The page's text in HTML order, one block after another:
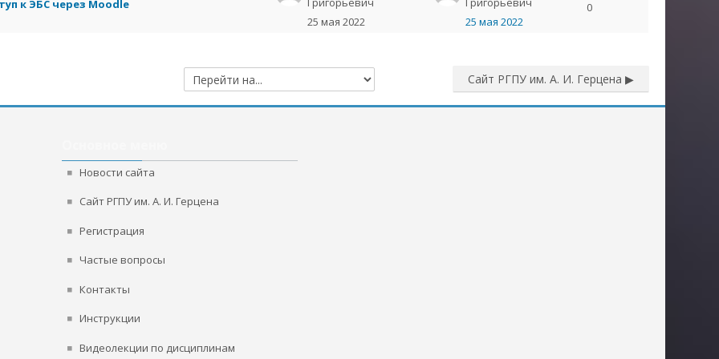
к ЭБС через Moodle
25 мая 2022
25 мая 2022
0
Перейти
на...
Сайт РГПУ им. А. И. Герцена ▶︎
Новости сайта
Сайт РГПУ им. А. И. Герцена
Регистрация
Частые вопросы
Контакты
Инструкции
Видеолекции по дисциплинам